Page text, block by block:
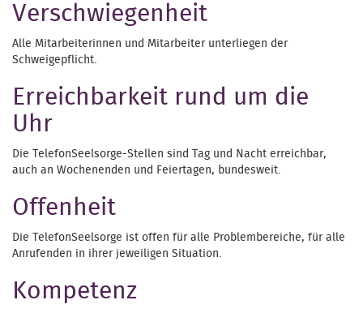
Verschwiegenheit
Alle Mitarbeiterinnen und Mitarbeiter unterliegen der
Schweigepflicht.
Erreichbarkeit rund um die
Uhr
Die TelefonSeelsorge-Stellen sind Tag und Nacht erreichbar,
auch an Wochenenden und Feiertagen, bundesweit.
Offenheit
Die TelefonSeelsorge ist offen für alle Problembereiche, für alle
Anrufenden in ihrer jeweiligen Situation.
Kompetenz